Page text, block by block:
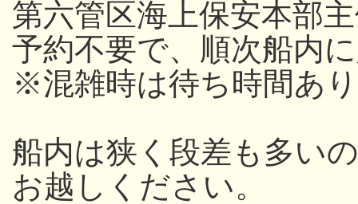
第六管区海上保安本部
予約不要で、順次船内
※混雑時は待ち時間あり
船内は狭く段差も多い
お越しください。